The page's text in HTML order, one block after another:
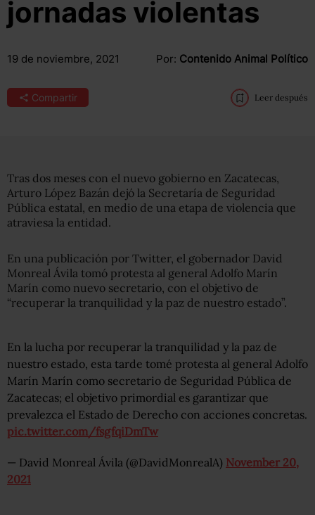
jornadas violentas
19 de noviembre, 2021 Por: Contenido Animal Político
Compartir Leer después
Tras dos meses con el nuevo gobierno en Zacatecas,
Arturo López Bazán dejó la Secretaría de Seguridad
Pública estatal, en medio de una etapa de violencia que
atraviesa la entidad.
En una publicación por Twitter, el gobernador David
Monreal Ávila tomó protesta al general Adolfo Marín
Marín como nuevo secretario, con el objetivo de
“recuperar la tranquilidad y la paz de nuestro estado”.
En la lucha por recuperar la tranquilidad y la paz de
nuestro estado, esta tarde tomé protesta al general Adolfo
Marín Marín como secretario de Seguridad Pública de
Zacatecas; el objetivo primordial es garantizar que
prevalezca el Estado de Derecho con acciones concretas.
pic.twitter.com/fsgfqiDmTw
— David Monreal Ávila (@DavidMonrealA) November 20,
2021